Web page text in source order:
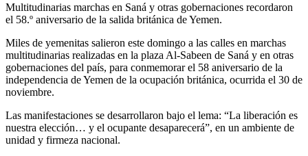
Multitudinarias marchas en Saná y otras gobernaciones recordaron
el 58.º aniversario de la salida británica de Yemen.
Miles de yemenitas salieron este domingo a las calles en marchas
multitudinarias realizadas en la plaza Al-Sabeen de Saná y en otras
gobernaciones del país, para conmemorar el 58 aniversario de la
independencia de Yemen de la ocupación británica, ocurrida el 30 de
noviembre.
Las manifestaciones se desarrollaron bajo el lema: “La liberación es
nuestra elección… y el ocupante desaparecerá”, en un ambiente de
unidad y firmeza nacional.